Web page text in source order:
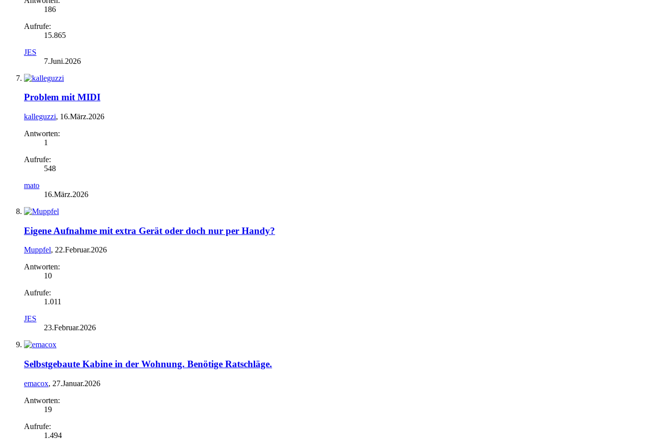
186
Aufrufe:
15.865
JES
7.Juni.2026
Problem mit MIDI
kalleguzzi, 16.März.2026
Antworten:
1
Aufrufe:
548
mato
16.März.2026
Eigene Aufnahme mit extra Gerät oder doch nur per Handy?
Muppfel, 22.Februar.2026
Antworten:
10
Aufrufe:
1.011
JES
23.Februar.2026
Selbstgebaute Kabine in der Wohnung. Benötige Ratschläge.
emacox, 27.Januar.2026
Antworten:
19
Aufrufe:
1.494